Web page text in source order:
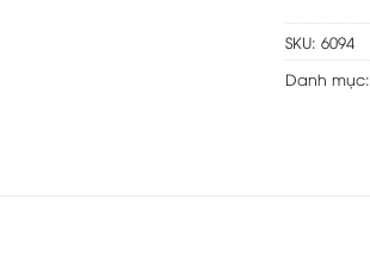
SKU: 6094
Danh mục: